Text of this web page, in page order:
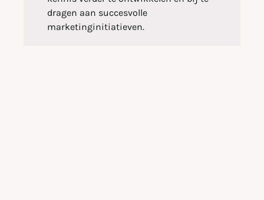
dragen aan succesvolle
marketinginitiatieven.